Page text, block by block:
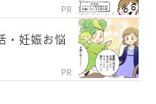
PR
・妊娠お悩
PR